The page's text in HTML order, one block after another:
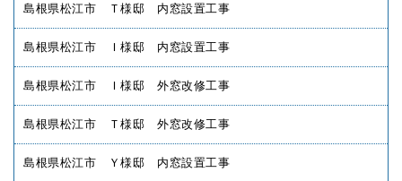
島根県松江市 Ｔ様邸 内窓設置工事
島根県松江市 Ｉ様邸 内窓設置工事
島根県松江市 Ｉ様邸 外窓改修工事
島根県松江市 Ｔ様邸 外窓改修工事
島根県松江市 Ｙ様邸 内窓設置工事